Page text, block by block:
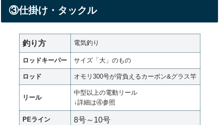
③仕掛け・タックル
釣り方 電気釣り
ロッドキーパー サイズ「大」のもの
ロッド オモリ300号が背負えるカーボン&グラス竿
リール
中型以上の電動リール
↓詳細は④参照
PEライン 8号～10号